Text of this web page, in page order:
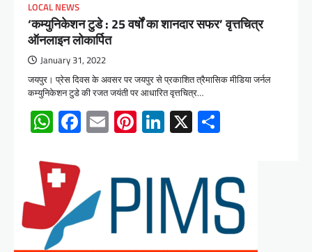
LOCAL NEWS
‘कम्युनिकेशन टुडे : 25 वर्षों का शानदार सफर’ वृत्तचित्र
ऑनलाइन लोकार्पित
January 31, 2022
जयपुर। प्रेस दिवस के अवसर पर जयपुर से प्रकाशित त्रैमासिक मीडिया जर्नल
कम्युनिकेशन टुडे की रजत जयंती पर आधारित वृत्तचित्र…
WhatsApp
Facebook
EmailPinterest
LinkedIn
X